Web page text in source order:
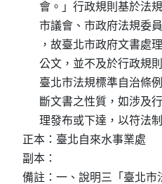
會。」行政規則基於
市議會、市政府法規
，故臺北市政府文書
公文，並不及於行政
臺北市法規標準自治
斷文書之性質，如涉
理發布或下達，以符法
正本：臺北自來水事業處
副本：
備註：一、說明三「臺北市